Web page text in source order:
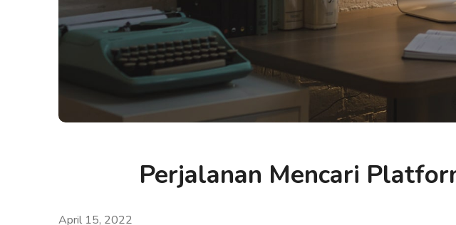
Perjalanan Mencari
April 15, 2022